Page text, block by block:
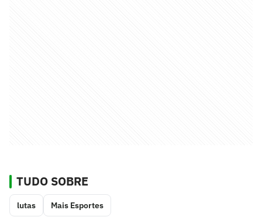
TUDO SOBRE
lutas Mais Esportes